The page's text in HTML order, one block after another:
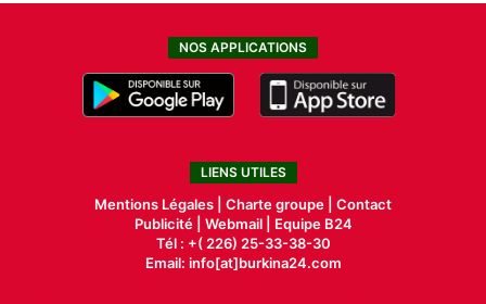
NOS APPLICATIONS
LIENS UTILES
Mentions Légales | Charte groupe | Contact
Publicité| Webmail |
Equipe B24
Tél : +( 226) 25-33-38-30
Email: info[at]burkina24.com